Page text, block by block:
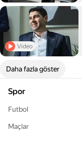
Video
Daha fazla göster
Spor
Futbol
Maçlar